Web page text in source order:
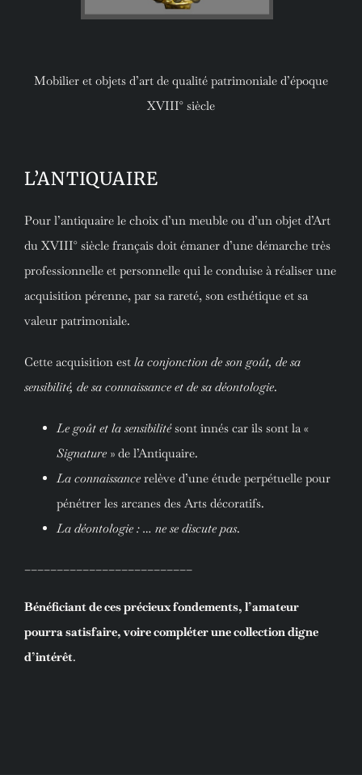
Mobilier et objets d’art de qualité patrimoniale d’époque
XVIII° siècle
L’ANTIQUAIRE
Pour l’antiquaire le choix d’un meuble ou d’un objet d’Art
du XVIII° siècle français doit émaner d’une démarche très
professionnelle et personnelle qui le conduise à réaliser une
acquisition pérenne, par sa rareté, son esthétique et sa
valeur patrimoniale.
Cette acquisition estla conjonction de son goût, de sa
sensibilité, de sa connaissance et de sa déontologie.
Le goût et la sensibilitésont innés car ils sont la «
Signature» de l’Antiquaire.
La connaissancerelève d’une étude perpétuelle pour
pénétrer les arcanes des Arts décoratifs.
La déontologie : … ne se discute pas.
Bénéficiant de ces précieux fondements, l’amateur
pourra satisfaire, voire compléter une collection digne
d’intérêt.